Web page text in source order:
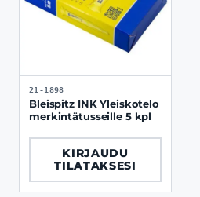
21-1898
Bleispitz INK Yleiskotelo
merkintätusseille 5 kpl
KIRJAUDU
TILATAKSESI